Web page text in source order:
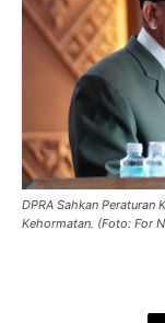
DPRA Sahkan Peraturan
Kehormatan. (Foto: For